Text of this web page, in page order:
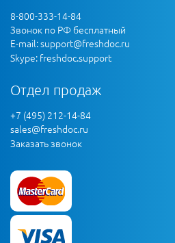
8-800-333-14-84
Звонок по РФ бесплатный
E-mail:support@freshdoc.ru
Skype: freshdoc.support
Отдел продаж
+7 (495) 212-14-84
sales@freshdoc.ru
Заказать звонок